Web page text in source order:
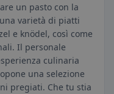
un pasto con la
varietà di piatti
e knödel, così come
Il personale
culinaria
una selezione
pregiati. Che tu stia